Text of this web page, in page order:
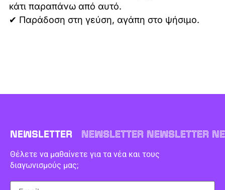
κάτι παραπάνω από αυτό.
✔ Παράδοση στη γεύση, αγάπη στο ψήσιμο.
NEWSLETTER NEWSLETTER NEWSLETTER
Θέλετε να μαθαίνετε για τα νέα και τους
διαγωνισμούς μας;